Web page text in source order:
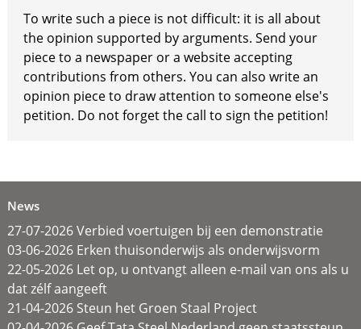
To write such a piece is not difficult: it is all about
the opinion supported by arguments. Send your
piece to a newspaper or a website accepting
contributions from others. You can also write an
opinion piece to draw attention to someone else's
petition. Do not forget the call to sign the petition!
News
27-07-2026 Verbied voertuigen bij een demonstratie
03-06-2026 Erken thuisonderwijs als onderwijsvorm
22-05-2026 Let op, u ontvangt alleen e-mail van ons als u
dat zélf aangeeft
21-04-2026 Steun het Groen Staal Project